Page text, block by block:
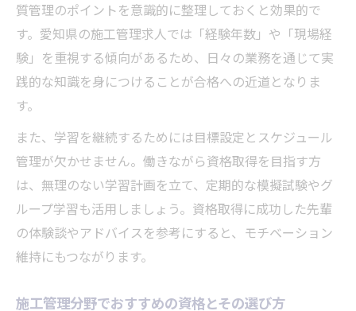
質管理のポイントを意識的に整理しておくと効果的で
す。愛知県の施工管理求人では「経験年数」や「現場経
験」を重視する傾向があるため、日々の業務を通じて実
践的な知識を身につけることが合格への近道となりま
す。
また、学習を継続するためには目標設定とスケジュール
管理が欠かせません。働きながら資格取得を目指す方
は、無理のない学習計画を立て、定期的な模擬試験やグ
ループ学習も活用しましょう。資格取得に成功した先輩
の体験談やアドバイスを参考にすると、モチベーション
維持にもつながります。
施工管理分野でおすすめの資格とその選び方